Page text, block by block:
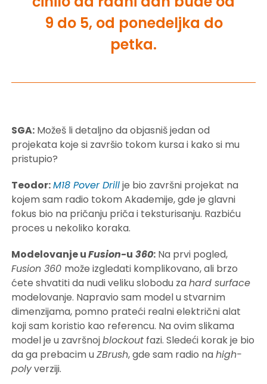
9 do 5, od ponedeljka do
petka.
SGA: Možeš li detaljno da objasniš jedan od
projekata koje si završio tokom kursa i kako si mu
pristupio?
Teodor:M18 Pover Drillje bio završni projekat na
kojem sam radio tokom Akademije, gde je glavni
fokus bio na pričanju priča i teksturisanju. Razbiću
proces u nekoliko koraka.
Modelovanje uFusion-u 360: Na prvi pogled,
Fusion 360 može izgledati komplikovano, ali brzo
ćete shvatiti da nudi veliku slobodu zahard surface
modelovanje. Napravio sam model u stvarnim
dimenzijama, pomno prateći realni električni alat
koji sam koristio kao referencu. Na ovim slikama
model je u završnojblockout fazi. Sledeći korak je bio
da ga prebacim uZBrush, gde sam radio nahigh-
polyverziji.